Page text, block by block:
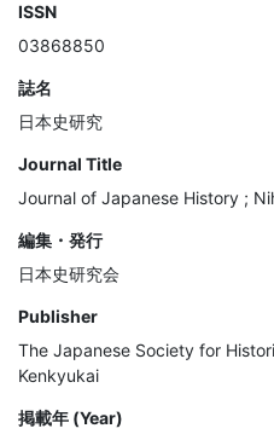
ISSN
03868850
誌名
日本史研究
Journal Title
Journal of Japanese History ;
編集・発行
日本史研究会
Publisher
The Japanese Society for
Kenkyukai
掲載年 (Year)